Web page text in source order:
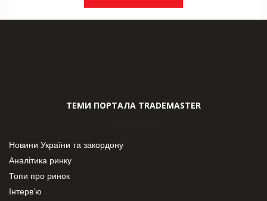
ТЕМИ ПОРТАЛА TRADEMASTER
Новини України та закордону
Аналітика ринку
Топи про ринок
Інтерв’ю